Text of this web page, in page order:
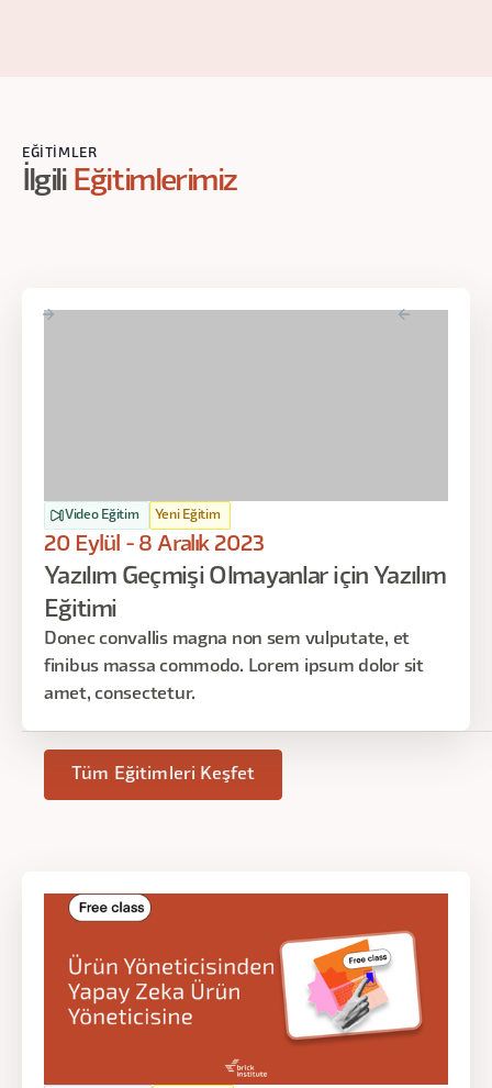
EĞITIMLER
İlgili Eğitimlerimiz
Video Eğitim Yeni Eğitim
20 Eylül - 8 Aralık 2023
Yazılım Geçmişi Olmayanlar için Yazılım
Eğitimi
Donec convallis magna non sem vulputate, et
finibus massa commodo. Lorem ipsum dolor sit
amet, consectetur.
Tüm Eğitimleri Keşfet